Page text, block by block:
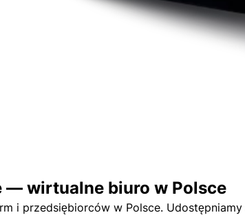
— wirtualne biuro w Polsce
i przedsiębiorców w Polsce.